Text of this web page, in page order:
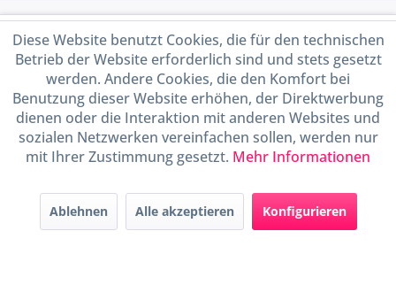
Service Hotline
Shop Service
Informationen
Handel mit BIO-Weinen
durch DE-ÖKO-009
Diese Website benutzt Cookies, die für den technischen
Betrieb der Website erforderlich sind und stets gesetzt
werden. Andere Cookies, die den Komfort bei
Benutzung dieser Website erhöhen, der Direktwerbung
dienen oder die Interaktion mit anderen Websites und
sozialen Netzwerken vereinfachen sollen, werden nur
mit Ihrer Zustimmung gesetzt. Mehr Informationen
Ablehnen Alle akzeptieren Konfigurieren